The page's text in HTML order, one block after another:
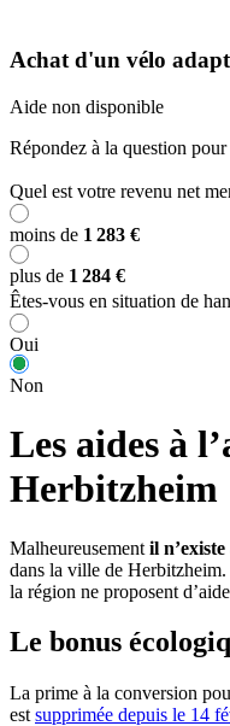
Achat d'un vélo
Aide non disponible
Répondez à la question
Quel est votre revenu net
moins de 1 283 €
plus de 1 284 €
Êtes-vous en situation de
Oui
Non
Les aides à
Herbitzheim
Malheureusement il
dans la ville de
la région ne proposent
Le bonus
La prime à la conversion
est supprimée depuis le 14